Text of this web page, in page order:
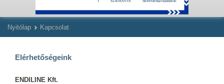
Nyitólap Kapcsolat
Elérhetőségeink
ENDILINE Kft.